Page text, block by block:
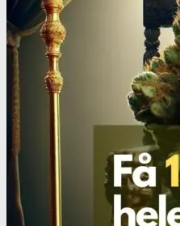
Kokain Tests
Kokain renhedhedstest
Crack renhedhedstest
Kokain blandingsmiddel test
MDMA renhedstest